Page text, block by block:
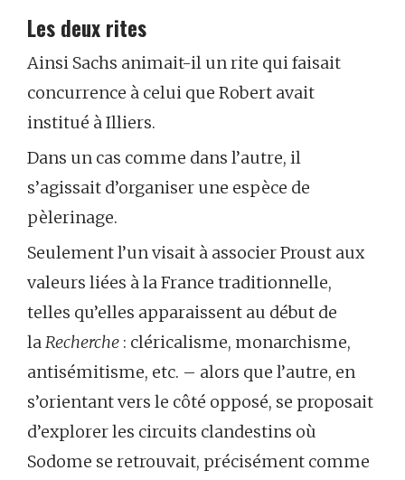
Les deux rites
Ainsi Sachs animait-il un rite qui faisait
concurrence à celui que Robert avait
institué à Illiers.
Dans un cas comme dans l’autre, il
s’agissait d’organiser une espèce de
pèlerinage.
Seulement l’un visait à associer Proust aux
valeurs liées à la France traditionnelle,
telles qu’elles apparaissent au début de
laRecherche : cléricalisme, monarchisme,
antisémitisme, etc. – alors que l’autre, en
s’orientant vers le côté opposé, se proposait
d’explorer les circuits clandestins où
Sodome se retrouvait, précisément comme